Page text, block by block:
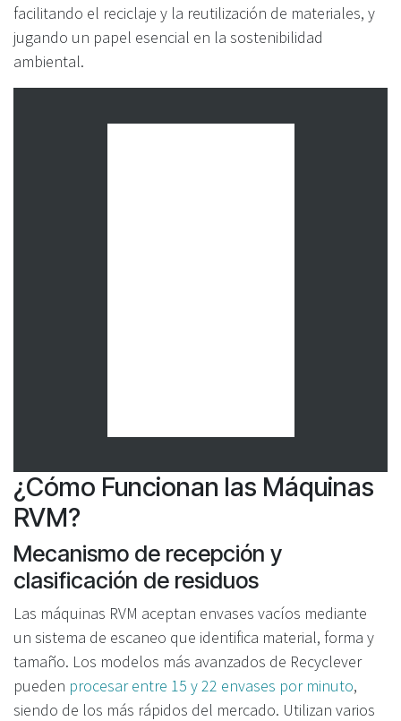
facilitando el reciclaje y la reutilización de materiales, y
jugando un papel esencial en la sostenibilidad
ambiental.
¿Cómo Funcionan las Máquinas
RVM?
Mecanismo de recepción y
clasificación de residuos
Las máquinas RVM aceptan envases vacíos mediante
un sistema de escaneo que identifica material, forma y
tamaño. Los modelos más avanzados de Recyclever
pueden procesar entre 15 y 22 envases por minuto,
siendo de los más rápidos del mercado. Utilizan varios